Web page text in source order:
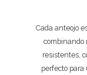
Cada anteojo
combinando
resistentes,
perfecto para